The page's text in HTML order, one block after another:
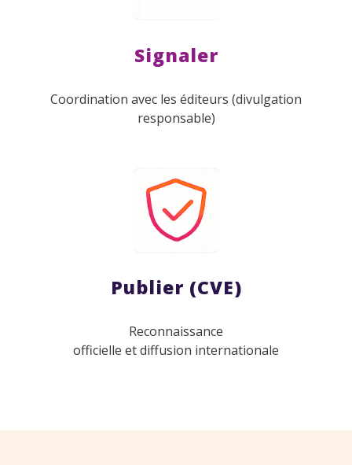
Signaler
Coordination avec les éditeurs (divulgation
responsable)
Publier (CVE)
Reconnaissance
officielle et diffusion internationale